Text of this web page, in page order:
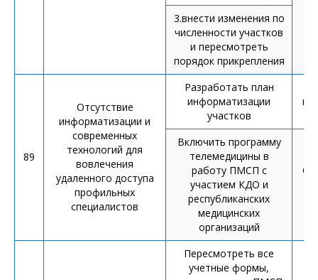
3.внести изменения по
численности участков
и пересмотреть
порядок прикрепления
89
Отсутствие
информатизации и
современных
технологий для
вовлечения
удаленного доступа
профильных
специалистов
Разработать план
информатизации
участков
Включить программу
телемедицины в
работу ПМСП с
участием КДО и
республиканских
медицинских
организаций
Пересмотреть все
учетные формы,